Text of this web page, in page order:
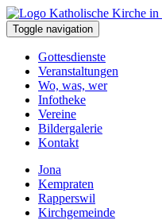
Toggle navigation
Gottesdienste
Veranstaltungen
Wo, was, wer
Infotheke
Vereine
Bildergalerie
Kontakt
Jona
Kempraten
Rapperswil
Kirchgemeinde